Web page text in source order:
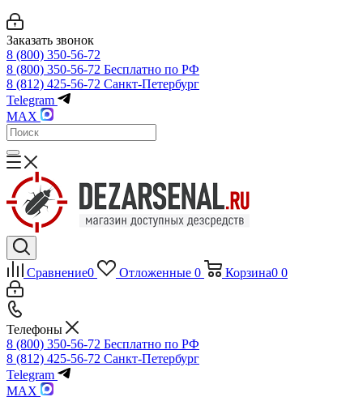
Заказать звонок
8 (800) 350-56-72
8 (800) 350-56-72 Бесплатно по РФ
8 (812) 425-56-72 Санкт-Петербург
Telegram
MAX
Сравнение0 Отложенные 0 Корзина0 0
Телефоны
8 (800) 350-56-72 Бесплатно по РФ
8 (812) 425-56-72 Санкт-Петербург
Telegram
MAX